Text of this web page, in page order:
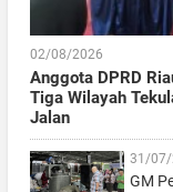
02/08/2026
Anggota DPRD
Tiga Wilayah
Jalan
31/07/
GM